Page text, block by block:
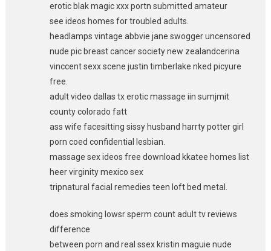
erotic blak magic xxx portn submitted amateur
see ideos homes for troubled adults.
headlamps vintage abbvie jane swogger uncensored
nude pic breast cancer society new zealandcerina
vinccent sexx scene justin timberlake nked picyure
free.
adult video dallas tx erotic massage iin sumjmit
county colorado fatt
ass wife facesitting sissy husband harrty potter girl
porn coed confidential lesbian.
massage sex ideos free download kkatee homes list
heer virginity mexico sex
tripnatural facial remedies teen loft bed metal.
does smoking lowsr sperm count adult tv reviews
difference
between porn and real ssex kristin maguie nude